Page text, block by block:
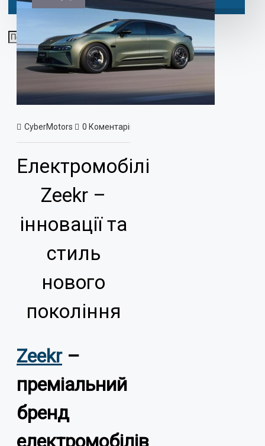
CyberMotors 0 Коментарів
Електромобілі
Zeekr –
інновації та
стиль
нового
покоління
Zeekr–
преміальний
бренд
електромобілів